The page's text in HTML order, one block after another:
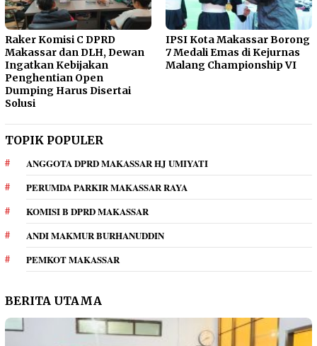
Raker Komisi C DPRD
Makassar dan DLH, Dewan
Ingatkan Kebijakan
Penghentian Open
Dumping Harus Disertai
Solusi
IPSI Kota Makassar Borong
7 Medali Emas di Kejurnas
Malang Championship VI
TOPIK POPULER
ANGGOTA DPRD MAKASSAR HJ UMIYATI
PERUMDA PARKIR MAKASSAR RAYA
KOMISI B DPRD MAKASSAR
ANDI MAKMUR BURHANUDDIN
PEMKOT MAKASSAR
BERITA UTAMA